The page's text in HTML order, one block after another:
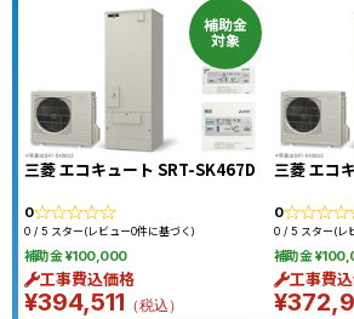
補助金
対象
三菱 エコキュート SRT-SK467D
0
0 / 5 スター(レビュー0件に基づく)
補助金 ¥100,000
工事費込価格
¥394,511 （税込）
三菱 エコ
0
0 / 5 スター(レ
補助金
工事費